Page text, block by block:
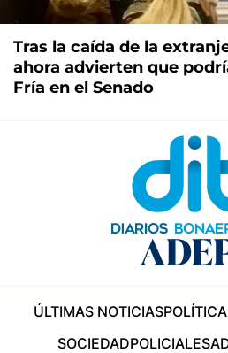
Tras la caída de la
ahora advierten que
Fría en el Senado
ÚLTIMAS NOTICIASPOLÍTICA
SOCIEDADPOLICIALES